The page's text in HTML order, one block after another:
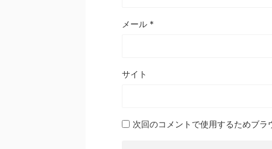
メール *
サイト
次回のコメントで使用するためブラ